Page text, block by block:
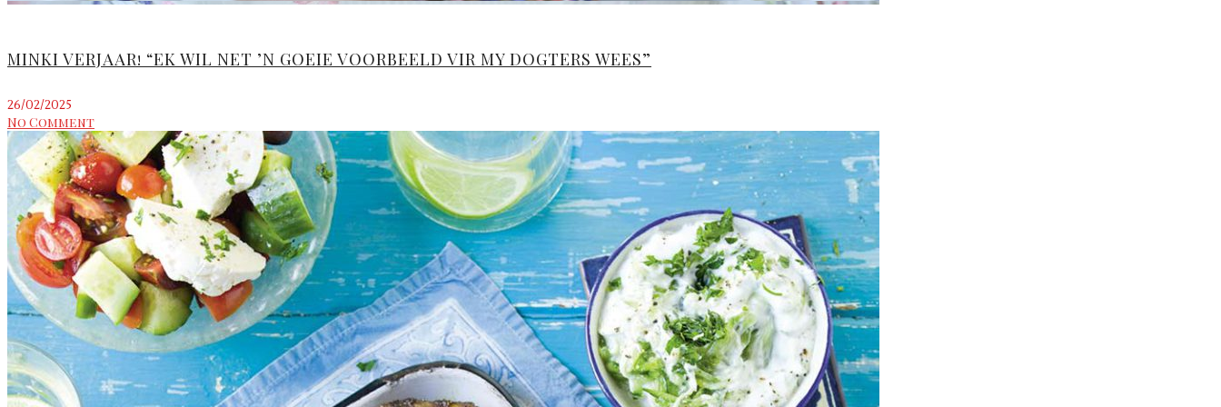
MINKI VERJAAR! “EK WIL NET ’N GOEIE VOORBEELD VIR MY DOGTERS WEES”
26/02/2025
No Comment